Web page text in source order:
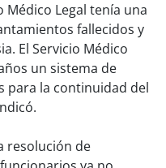
Médico Legal tenía una
fallecidos y
El Servicio Médico
un sistema de
para la continuidad del
resolución de